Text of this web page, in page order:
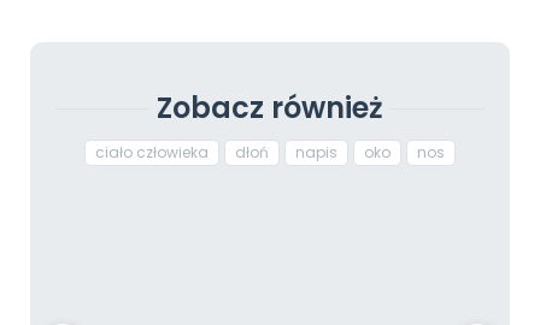
Zobacz również
ciało człowieka dłoń napis oko nos